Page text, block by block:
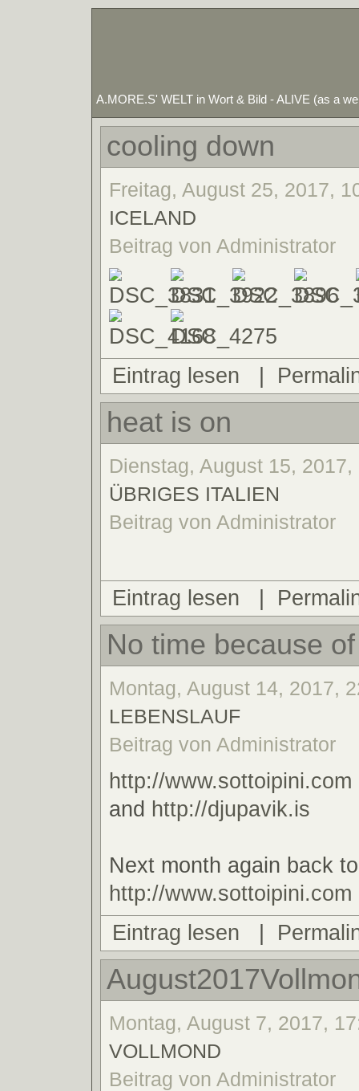
A.MORE.S' WELT in Wort & Bild - ALIVE (as a
cooling down
Freitag, August 25, 2017,
ICELAND
Beitrag von Administrator
Eintrag lesen
heat is on
Dienstag, August 15, 2017,
ÜBRIGES ITALIEN
Beitrag von Administrator
Eintrag lesen
No time because
Montag, August 14, 2017,
LEBENSLAUF
Beitrag von Administrator
http://www.sottoipini.com
and http://djupavik.is
Next month again back to
http://www.sottoipini.com
Eintrag lesen
Montag, August 7, 2017,
VOLLMOND
Beitrag von Administrator